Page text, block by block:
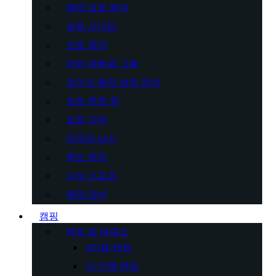
해양 보트 펜더
보트 사다리
보트 앵커
마린 바베큐 그릴
접이식 해양 보트 좌석
보트 현창 창
보트 깃대
카약과 낚시
핸드 윈치
수상 스포츠
해양 장비
캠핑
텐트 및 대피소
4인용 텐트
다 인용 텐트